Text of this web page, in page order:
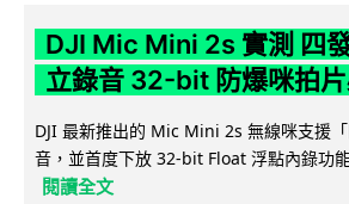
DJI Mic Mini 2s 實測 四
立錄音 32-bit 防爆咪拍
DJI 最新推出的 Mic Mini 2s 無線咪支援
音，並首度下放 32-bit Float 浮點內錄功
閱讀全文